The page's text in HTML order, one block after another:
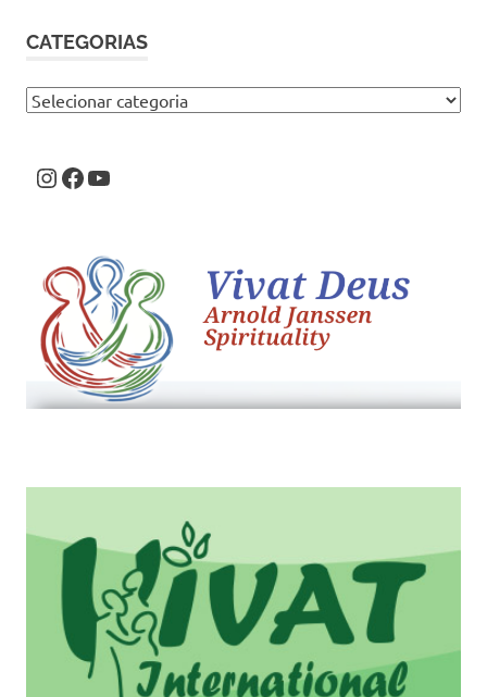
CATEGORIAS
Categorias
Instagram
Facebook
Youtube